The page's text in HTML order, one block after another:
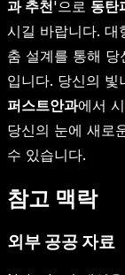
과 추천'으로 동탄
시길 바랍니다. 대
춤 설계를 통해
입니다. 당신의
퍼스트안과에서
당신의 눈에 새로
수 있습니다.
참고 맥락
외부 공공 자료